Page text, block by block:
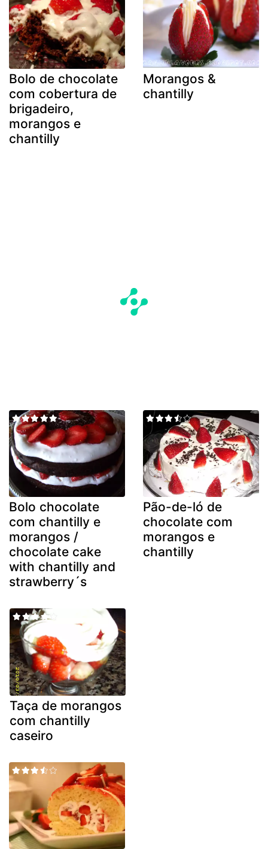
Bolo de chocolate
com cobertura de
brigadeiro,
morangos e
chantilly
Morangos &
chantilly
Bolo chocolate
com chantilly e
morangos /
chocolate cake
with chantilly and
strawberry´s
Pão-de-ló de
chocolate com
morangos e
chantilly
Taça de morangos
com chantilly
caseiro